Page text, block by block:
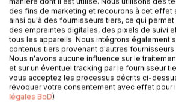
de support pour échanger sur ce sujet
sommes pas toujours à l'aise.
Le but est de développer des notions
sur ce mouvement intérieur. Quelles
quel est le message ? ; Comment faire
paix ? ; Comment les reconnaitre chez
des fins de marketing et recourons à cet effet
ainsi qu'à des fournisseurs tiers, ce qui
des empreintes digitales, des pixels de suivi
tous les appareils. Nous intégrons également
contenus tiers provenant d'autres
Nous n'avons aucune influence sur le
et sur un éventuel tracking par le fournisseur
vous acceptez les processus décrits ci-
révoquer votre consentement avec effet pour
légales BoD)